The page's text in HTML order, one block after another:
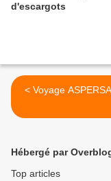
d'escargots
< Voyage
Hébergé par
Top articles